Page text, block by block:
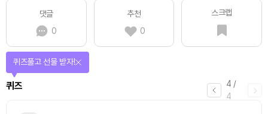
댓글
0
추천
0
스크랩
4 /
4
퀴즈
퀴즈풀고 선물 받자!